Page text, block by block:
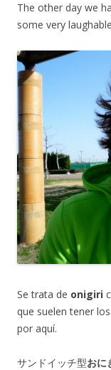
The other day we
some very
Se trata de onigiri
que suelen tener
por aquí.
サンドイッチ型おに